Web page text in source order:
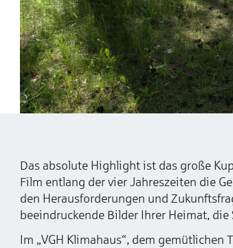
Das absolute Highlight ist das große
Film entlang der vier Jahreszeiten die
den Herausforderungen und
beeindruckende Bilder Ihrer Heimat,
Im „VGH Klimahaus“, dem gemütlichen